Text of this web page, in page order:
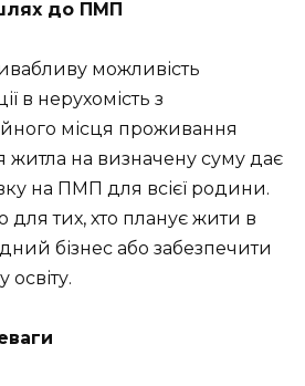
до ПМП
можливість
в нерухомість з
місця проживання
на визначену суму дає
на ПМП для всієї родини.
для тих, хто планує жити в
бізнес або забезпечити